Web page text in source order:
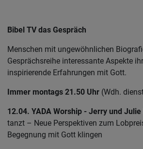
Bibel TV das Gespräch
Menschen mit ungewöhnlichen
Gesprächsreihe interessante Aspekte
inspirierende Erfahrungen mit Gott.
Immer montags 21.50 Uhr (Wdh.
12.04. YADA Worship - Jerry und Julie
tanzt – Neue Perspektiven zum
Begegnung mit Gott klingen